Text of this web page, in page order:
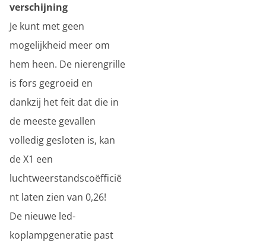
verschijning
Je kunt met geen
mogelijkheid meer om
hem heen. De nierengrille
is fors gegroeid en
dankzij het feit dat die in
de meeste gevallen
volledig gesloten is, kan
de X1 een
luchtweerstandscoëfficië
nt laten zien van 0,26!
De nieuwe led-
koplampgeneratie past